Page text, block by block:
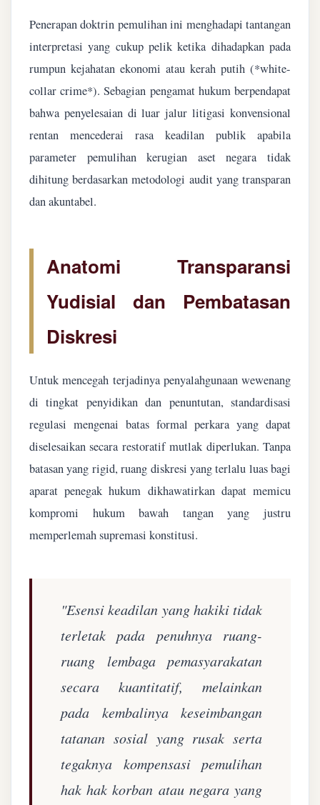
Penerapan doktrin pemulihan ini menghadapi tantangan
interpretasi yang cukup pelik ketika dihadapkan pada
rumpun kejahatan ekonomi atau kerah putih (*white-
collar crime*). Sebagian pengamat hukum berpendapat
bahwa penyelesaian di luar jalur litigasi konvensional
rentan mencederai rasa keadilan publik apabila
parameter pemulihan kerugian aset negara tidak
dihitung berdasarkan metodologi audit yang transparan
dan akuntabel.
Anatomi Transparansi
Yudisial dan Pembatasan
Diskresi
Untuk mencegah terjadinya penyalahgunaan wewenang
di tingkat penyidikan dan penuntutan, standardisasi
regulasi mengenai batas formal perkara yang dapat
diselesaikan secara restoratif mutlak diperlukan. Tanpa
batasan yang rigid, ruang diskresi yang terlalu luas bagi
aparat penegak hukum dikhawatirkan dapat memicu
kompromi hukum bawah tangan yang justru
memperlemah supremasi konstitusi.
"Esensi keadilan yang hakiki tidak
terletak pada penuhnya ruang-
ruang lembaga pemasyarakatan
secara kuantitatif, melainkan
pada kembalinya keseimbangan
tatanan sosial yang rusak serta
tegaknya kompensasi pemulihan
hak hak korban atau negara yang